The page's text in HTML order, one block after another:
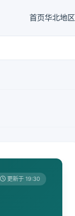
首页华北地区
更新于 19:30